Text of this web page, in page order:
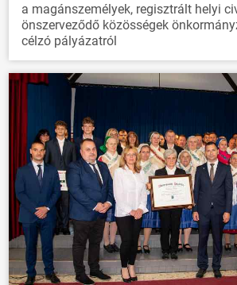
a magánszemélyek, regisztrált helyi
önszerveződő közösségek
célzó pályázatról